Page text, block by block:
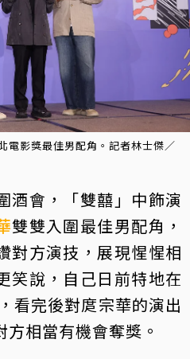
電影獎最佳男配角。記者林士傑／
酒會，「雙囍」中飾演
雙雙入圍最佳男配角，
對方演技，展現惺惺相
笑說，自己日前特地在
看完後對庹宗華的演出
方相當有機會奪獎。